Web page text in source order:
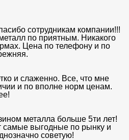
сотрудникам компании!!!
по приятным. Никакого
Цена по телефону и по
и слаженно. Все, что мне
и по вполне норм ценам.
металла больше 5ти лет!
самые выгодные по рынку и
советую!